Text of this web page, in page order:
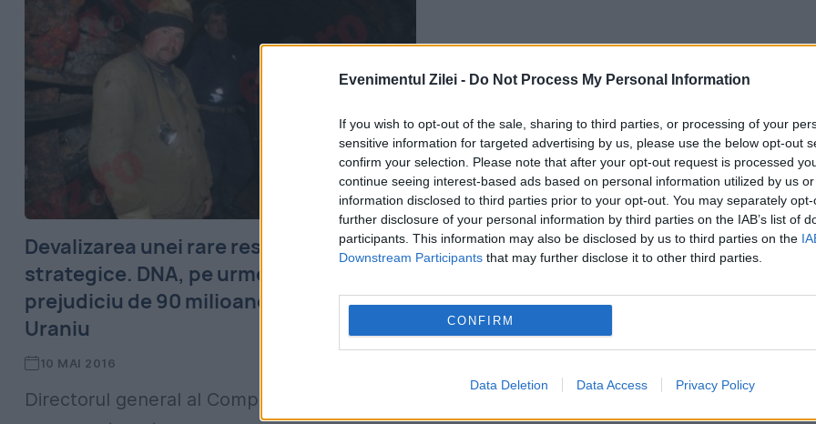
Evenimentul Zilei - Do Not Process My Personal Information
If you wish to opt-out of the sale, sharing to third parties, or processing of your
sensitive information for targeted advertising by us, please use the below opt-out
confirm your selection. Please note that after your opt-out request is processed
continue seeing interest-based ads based on personal information utilized by us
information disclosed to third parties prior to your opt-out. You may separately
further disclosure of your personal information by third parties on the IAB’s list of
participants. This information may also be disclosed by us to third parties on the
Downstream Participants that may further disclose it to other third parties.
CONFIRM
Data Deletion Data Access Privacy Policy
Devalizarea unei rare resurse
strategice. DNA, pe urmele unui
prejudiciu de 90 milioane de euro la
Uraniu
10 MAI 2016
Directorul general al Companiei Naționale a